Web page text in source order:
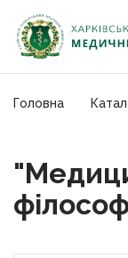
Головна